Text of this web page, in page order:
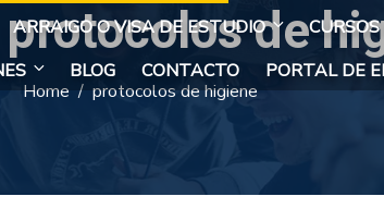
ARRAIGO O VISA DE ESTUDIO
BLOG CONTACTO PORTAL DE
protocolos de
Home protocolos de higiene